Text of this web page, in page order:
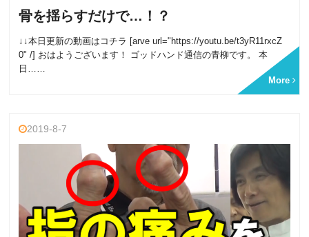
骨を揺らすだけで…！？
↓↓本日更新の動画はコチラ [arve url="https://youtu.be/t3yR11rxcZ
0" /] おはようございます！ ゴッドハンド通信の青柳です。 本
日……
More
2019-8-7